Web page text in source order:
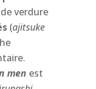
verdure
(ajitsuke
men est